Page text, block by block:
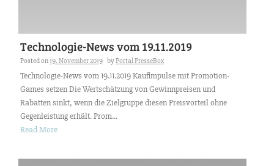
Technologie-News vom 19.11.2019
Posted on19. November 2019 byPortal PresseBox
Technologie-News vom 19.11.2019 Kaufimpulse mit Promotion-
Games setzen Die Wertschätzung von Gewinnpreisen und
Rabatten sinkt, wenn die Zielgruppe diesen Preisvorteil ohne
Gegenleistung erhält. Prom...
Read More